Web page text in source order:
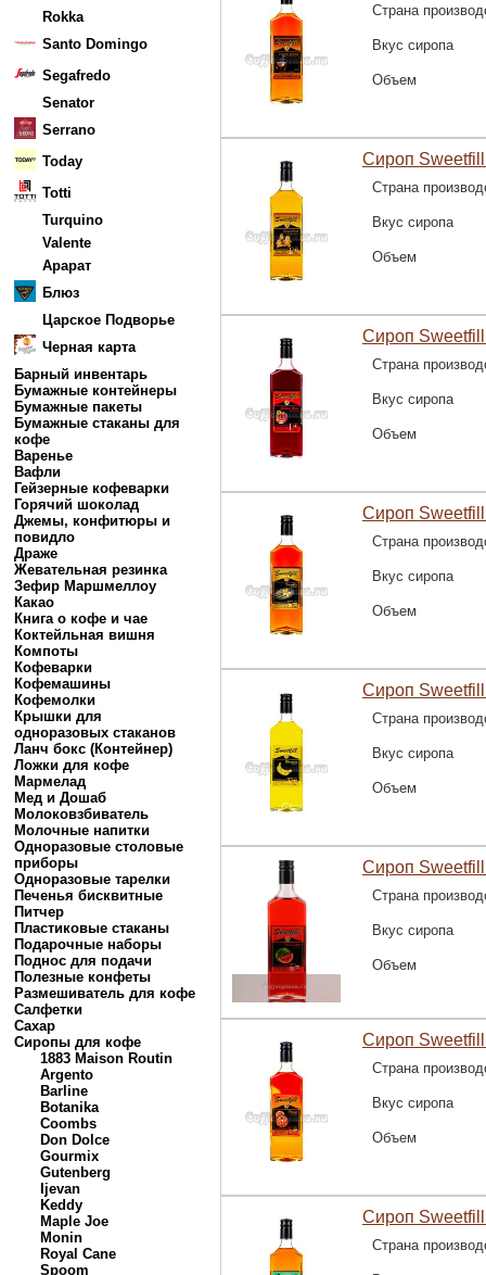
Rokka
Santo Domingo
Segafredo
Senator
Serrano
Today
Totti
Turquino
Valente
Арарат
Блюз
Царское Подворье
Черная карта
Барный инвентарь
Бумажные контейнеры
Бумажные пакеты
Бумажные стаканы для
кофе
Варенье
Вафли
Гейзерные кофеварки
Горячий шоколад
Джемы, конфитюры и
повидло
Драже
Жевательная резинка
Зефир Маршмеллоу
Какао
Книга о кофе и чае
Коктейльная вишня
Компоты
Кофеварки
Кофемашины
Кофемолки
Крышки для
одноразовых стаканов
Ланч бокс (Контейнер)
Ложки для кофе
Мармелад
Мед и Дошаб
Молоковзбиватель
Молочные напитки
Одноразовые столовые
приборы
Одноразовые тарелки
Печенья бисквитные
Питчер
Пластиковые стаканы
Подарочные наборы
Поднос для подачи
Полезные конфеты
Размешиватель для кофе
Салфетки
Сахар
Сиропы для кофе
1883 Maison Routin
Argento
Barline
Botanika
Coombs
Don Dolce
Gourmix
Gutenberg
Ijevan
Keddy
Maple Joe
Monin
Royal Cane
Spoom
Страна
Вкус сиропа
Объем
Сироп
Страна
Вкус сиропа
Объем
Сироп
Страна
Вкус сиропа
Объем
Сироп
Страна
Вкус сиропа
Объем
Сироп
Страна
Вкус сиропа
Объем
Сироп
Страна
Вкус сиропа
Объем
Сироп
Страна
Вкус сиропа
Объем
Сироп
Страна